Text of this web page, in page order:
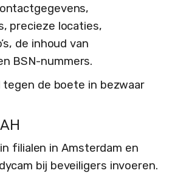
precieze locaties,
de inhoud van
BSN-nummers.
tegen de boete in bezwaar
filialen in Amsterdam en
bij beveiligers invoeren.